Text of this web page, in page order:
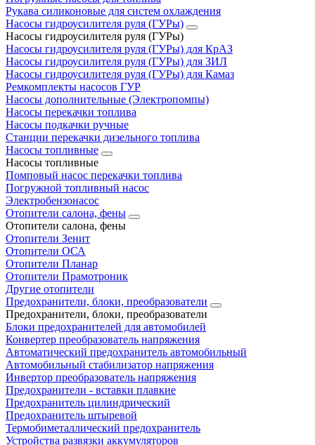
Рукава силиконовые для систем охлаждения
Насосы гидроусилителя руля (ГУРы)
Насосы гидроусилителя руля (ГУРы)
Насосы гидроусилителя руля (ГУРы) для КрАЗ
Насосы гидроусилителя руля (ГУРы) для ЗИЛ
Насосы гидроусилителя руля (ГУРы) для Камаз
Ремкомплекты насосов ГУР
Насосы дополнительные (Электропомпы)
Насосы перекачки топлива
Насосы подкачки ручные
Станции перекачки дизельного топлива
Насосы топливные
Насосы топливные
Помповый насос перекачки топлива
Погружной топливный насос
Электробензонасос
Отопители салона, фены
Отопители салона, фены
Отопители Зенит
Отопители ОСА
Отопители Планар
Отопители Прамотроник
Другие отопители
Предохранители, блоки, преобразователи
Предохранители, блоки, преобразователи
Блоки предохранителей для автомобилей
Конвертер преобразователь напряжения
Автоматический предохранитель автомобильный
Автомобильный стабилизатор напряжения
Инвертор преобразователь напряжения
Предохранители - вставки плавкие
Предохранитель цилиндрический
Предохранитель штыревой
Термобиметаллический предохранитель
Устройства развязки аккумуляторов